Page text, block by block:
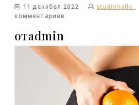
11 декабря 2022 studiohallo_
комментариев
отadmin